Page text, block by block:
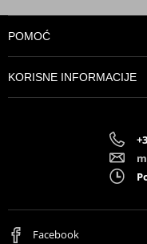
POMOĆ
KORISNE INFORMACIJE
Facebook